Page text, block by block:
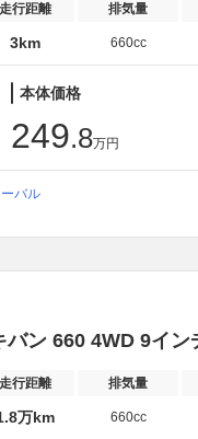
走行距離 排気量
3km 660cc
本体価格
249.8万円
バル
バン 660 4WD 9イ
走行距離 排気量
万km 660cc